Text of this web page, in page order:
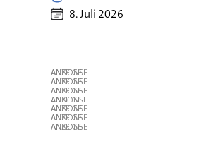
8. Juli 2026
ANZEIGE
ANZEIGE
ANZEIGE
ANZEIGE
ANZEIGE
ANZEIGE
ANZEIGE